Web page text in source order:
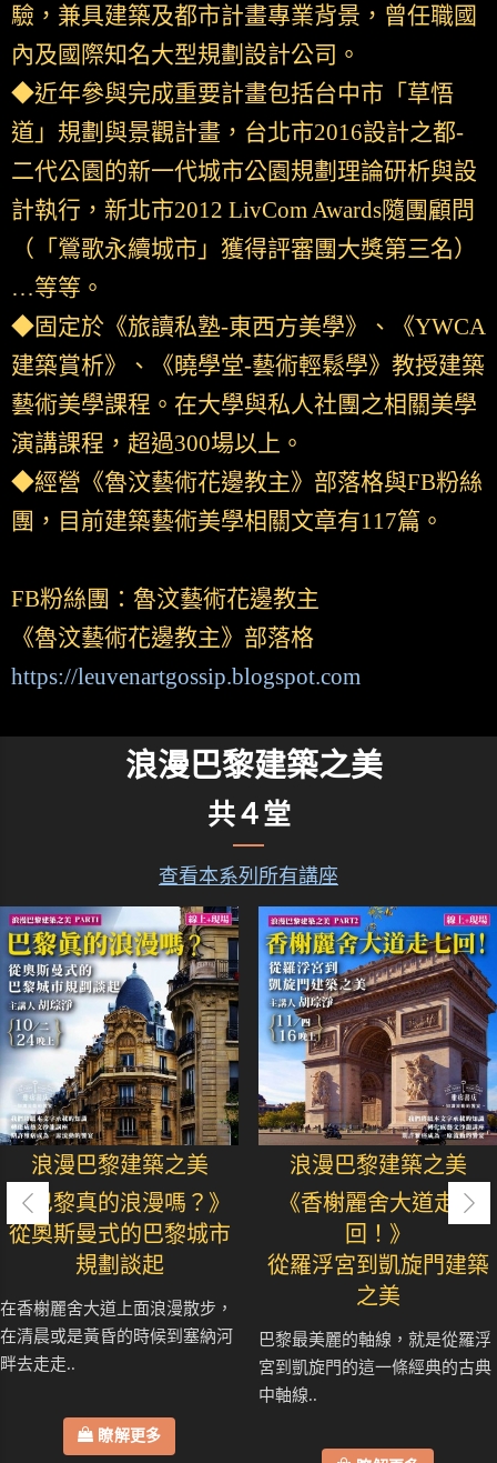
驗，兼具建築及都市計畫專業背景，曾任職國
內及國際知名大型規劃設計公司。
◆近年參與完成重要計畫包括台中市「草悟
道」規劃與景觀計畫，台北市2016設計之都-
二代公園的新一代城市公園規劃理論研析與設
計執行，新北市2012 LivCom Awards隨團顧問
（「鶯歌永續城市」獲得評審團大獎第三名）
…等等。
◆固定於《旅讀私塾-東西方美學》、《YWCA
建築賞析》、《曉學堂-藝術輕鬆學》教授建築
藝術美學課程。在大學與私人社團之相關美學
演講課程，超過300場以上。
◆經營《魯汶藝術花邊教主》部落格與FB粉絲
團，目前建築藝術美學相關文章有117篇。
FB粉絲團：魯汶藝術花邊教主
《魯汶藝術花邊教主》部落格
https://leuvenartgossip.blogspot.com
浪漫巴黎建築之美
共４堂
查看本系列所有講座
浪漫巴黎建築之美
《巴黎真的浪漫嗎？》
從奧斯曼式的巴黎城市
規劃談起
在香榭麗舍大道上面浪漫散步，
在清晨或是黃昏的時候到塞納河
畔去走走..
瞭解更多
浪漫巴黎建築之美
《香榭麗舍大道走七
回！》
從羅浮宮到凱旋門建築
之美
巴黎最美麗的軸線，就是從羅浮
宮到凱旋門的這一條經典的古典
中軸線..